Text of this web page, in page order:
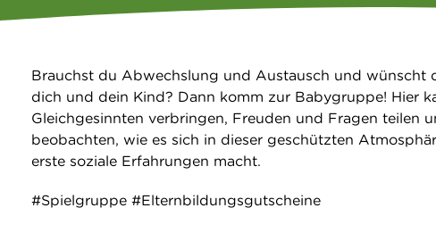
Brauchst du Abwechslung und Austausch und wünscht
dich und dein Kind? Dann komm zur Babygruppe! Hier
Gleichgesinnten verbringen, Freuden und Fragen teilen
beobachten, wie es sich in dieser geschützten
erste soziale Erfahrungen macht.
#Spielgruppe #Elternbildungsgutscheine